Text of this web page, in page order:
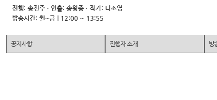
진행: 송진주 · 연출: 송왕종 · 작가: 나소영
방송시간: 월~금 | 12:00 ~ 13:55
공지사항 진행자 소개 방